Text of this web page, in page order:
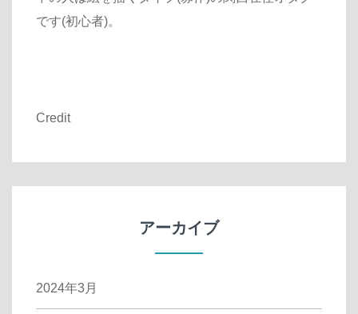
です(初心者)。
Credit
アーカイブ
2024年3月